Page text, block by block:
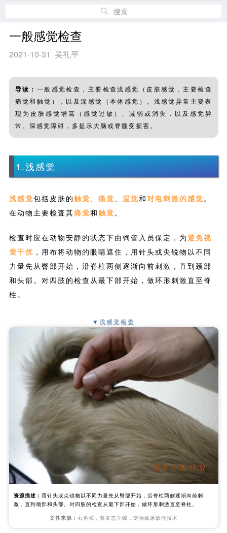
搜索
一般感觉检查
2021-10-31 吴礼平
导读： 一般感觉检查，主要检查浅感觉（皮肤感觉，主要检查
痛觉和触觉），以及深感觉（本体感觉）。浅感觉异常主要表
现为皮肤感觉增高（感觉过敏）、减弱或消失，以及感觉异
常。深感觉障碍，多提示大脑或脊髓受损害。
1.浅感觉
浅感觉包括皮肤的触觉 痛觉 温觉和 对电刺激的感觉 。
在动物主要检査其痛觉和触觉 。
检查时应在动物安静的状态下由饲管入员保定，为避免视
觉干扰 ，用布将动物的眼睛遮住，用针头或尖锐物以不同
力量先从臀部开始，沿脊柱两侧逐渐向前刺激，直到颈部
和头部。对四肢的检查从最下部开始，做环形刺激直至脊
柱。
▼浅感觉检查
资源描述： 用针头或尖锐物以不同力量先从臀部开始，沿脊柱两侧逐渐向前刺
激，直到颈部和头部。对四肢的检查从最下部开始，做环形刺激直至脊柱。
文件来源： 石冬梅，蔡友忠主编，宠物临床诊疗技术